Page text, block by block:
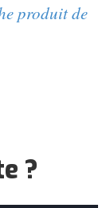
produit de
?